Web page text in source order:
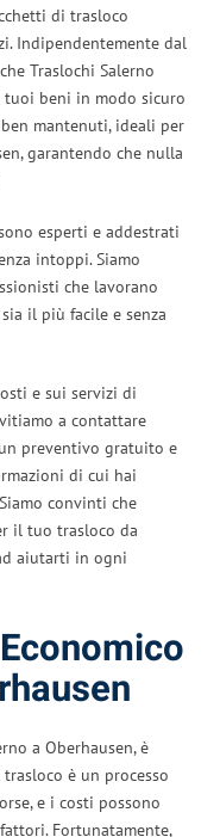
di trasloco
Indipendentemente dal
Traslochi Salerno
beni in modo sicuro
mantenuti, ideali per
garantendo che nulla
esperti e addestrati
intoppi. Siamo
che lavorano
il più facile e senza
e sui servizi di
a contattare
preventivo gratuito e
di cui hai
convinti che
il tuo trasloco da
aiutarti in ogni
a Oberhausen, è
è un processo
e i costi possono
Fortunatamente,